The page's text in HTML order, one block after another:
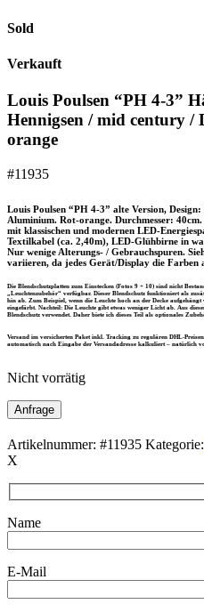
Sold
Verkauft
Louis Poulsen “PH 4-3”
Hennigsen / mid century /
orange
#11935
Louis Poulsen “PH 4-3” alte Version,
Aluminium. Rot-orange. Durchmesser:
mit klassischen und modernen LED-
Textilkabel (ca. 2,40m), LED-Glühbirne in
Nur wenige Alterungs- / Gebrauchspuren.
variieren, da jedes Gerät/Display die Farben
Die Blendschutzplatten zum Einstecken (Fotos 9 + 10) sind nicht
„Leuchtenzubehör“ verfügbar. Dieser Blendschutz funktioniert als
hin ab. Zum Beispiel, wenn die Leuchte hoch an der Decke
eingefärbt. Nachteil: Die Leuchte gibt etwas weniger Licht ab. Aus
Blendschutz verwendet. Daher biete ich dieses Teil als optionales
Versand im versicherten Paket inkl. Tracking zu regulären DHL-
automatisch nach Eingabe der Versandadresse kalkuliert – natürlich
Nicht vorrätig
Anfrage
Artikelnummer: #11935 Kategorie:
X
Name
E-Mail